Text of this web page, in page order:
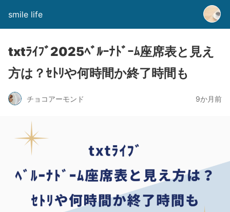
smile life
txtﾗｲﾌﾞ2025ﾍﾞﾙｰﾅﾄﾞｰﾑ座席表と見え
方は？ｾﾄﾘや何時間か終了時間も
チョコアーモンド 9か月前